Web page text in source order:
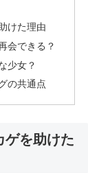
けた理由
会できる？
少女？
の共通点
ゲを助けた